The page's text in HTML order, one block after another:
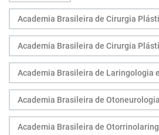
Academia Brasileira de Cirurgia
Academia Brasileira de Cirurgia
Academia Brasileira de Laringologia
Academia Brasileira de Otoneurologia
Academia Brasileira de